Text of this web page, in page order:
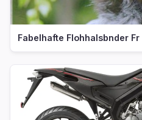
Fabelhafte Flohhalsbnder Fr